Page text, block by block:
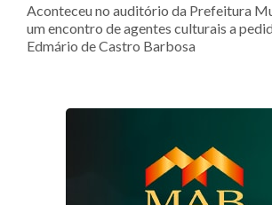
Aconteceu no auditório da Prefeitura
um encontro de agentes culturais a
Edmário de Castro Barbosa